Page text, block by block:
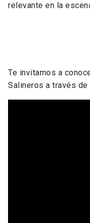
relevante en la
Te invitamos a
Salineros a través